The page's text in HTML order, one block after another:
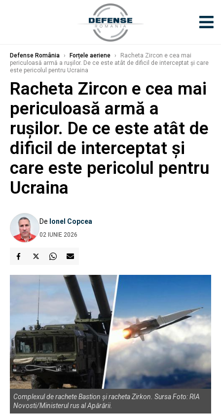
Defense România › Forțele aeriene ›
Racheta Zircon e cea mai
periculoasă armă a rușilor. De ce este atât de dificil de interceptat și care
este pericolul pentru Ucraina
Racheta Zircon e cea mai
periculoasă armă a
rușilor. De ce este atât de
dificil de interceptat și
care este pericolul pentru
Ucraina
De Ionel Copcea
02 IUNIE 2026
Complexul de rachete Bastion și racheta Zirkon. Sursa Foto: RIA
Novosti/Ministerul rus al Apărării.